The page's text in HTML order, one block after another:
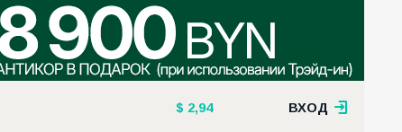
2,94 ВХОД